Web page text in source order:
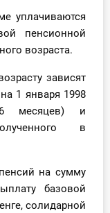
уплачиваются
пенсионной
возраста.
зависят
1 января 1998
месяцев) и
в
на сумму
базовой
солидарной